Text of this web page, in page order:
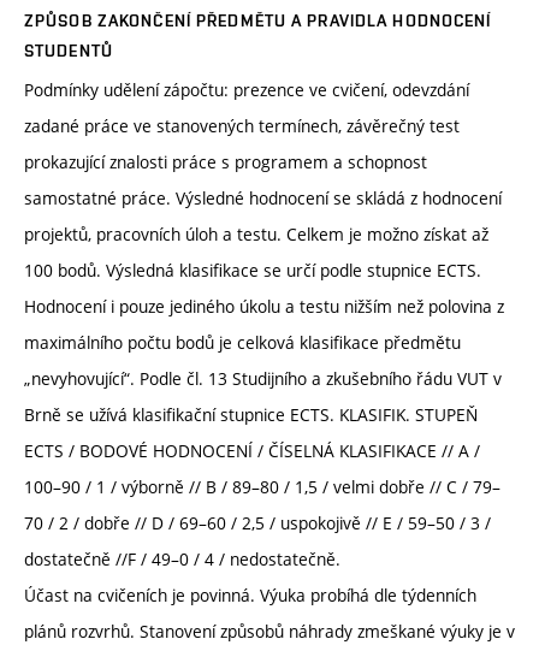
ZPŮSOB ZAKONČENÍ PŘEDMĚTU A PRAVIDLA HODNOCENÍ
STUDENTŮ
Podmínky udělení zápočtu: prezence ve cvičení, odevzdání
zadané práce ve stanovených termínech, závěrečný test
prokazující znalosti práce s programem a schopnost
samostatné práce. Výsledné hodnocení se skládá z hodnocení
projektů, pracovních úloh a testu. Celkem je možno získat až
100 bodů. Výsledná klasifikace se určí podle stupnice ECTS.
Hodnocení i pouze jediného úkolu a testu nižším než polovina z
maximálního počtu bodů je celková klasifikace předmětu
„nevyhovující“. Podle čl. 13 Studijního a zkušebního řádu VUT v
Brně se užívá klasifikační stupnice ECTS. KLASIFIK. STUPEŇ
ECTS / BODOVÉ HODNOCENÍ / ČÍSELNÁ KLASIFIKACE // A /
100–90 / 1 / výborně // B / 89–80 / 1,5 / velmi dobře // C / 79–
70 / 2 / dobře // D / 69–60 / 2,5 / uspokojivě // E / 59–50 / 3 /
dostatečně //F / 49–0 / 4 / nedostatečně.
Účast na cvičeních je povinná. Výuka probíhá dle týdenních
plánů rozvrhů. Stanovení způsobů náhrady zmeškané výuky je v